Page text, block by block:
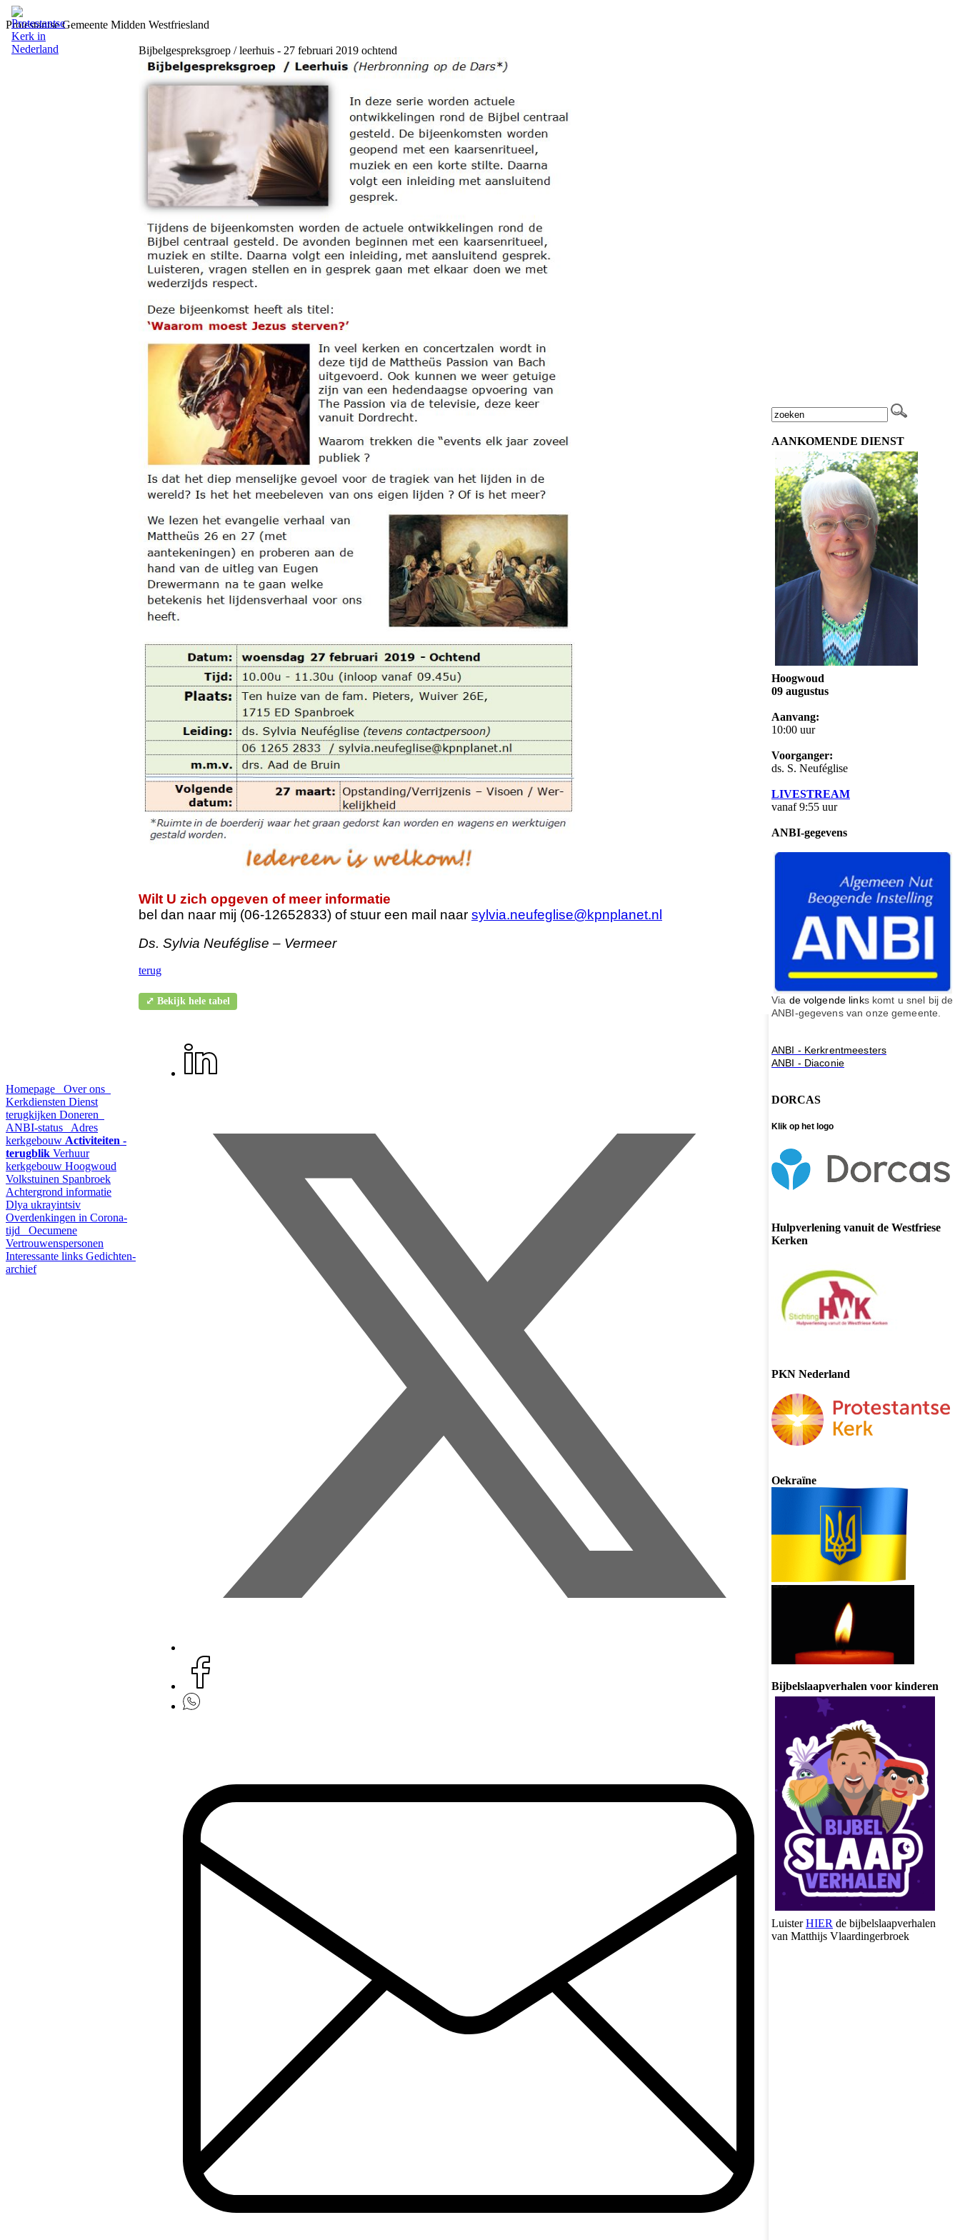
Protestantse Gemeente Midden Westfriesland
Homepage
Over ons
Kerkdiensten Dienst
terugkijken Doneren
ANBI-status
Adres
kerkgebouw Activiteiten -
terugblik Verhuur
kerkgebouw Hoogwoud
Volkstuinen Spanbroek
Achtergrond informatie
Dlya ukrayintsiv
Overdenkingen in Corona-
tijd
Oecumene
Vertrouwenspersonen
Interessante links Gedichten-
archief
Bijbelgespreksgroep / leerhuis - 27 februari 2019 ochtend
Wilt U zich opgeven of meer informatie
bel dan naar mij (06-12652833) of stuur een mail naar sylvia.neufeglise@kpnplanet.nl
Ds. Sylvia Neuféglise – Vermeer
terug
⤢ Bekijk hele tabel
AANKOMENDE DIENST
Hoogwoud
09 augustus
Aanvang:
10:00 uur
Voorganger:
ds. S. Neuféglise
LIVESTREAM
vanaf 9:55 uur
ANBI-gegevens
Via de volgende links komt u snel bij de
ANBI-gegevens van onze gemeente.
ANBI - Kerkrentmeesters
ANBI - Diaconie
DORCAS
Klik op het logo
Hulpverlening vanuit de Westfriese
Kerken
PKN Nederland
Oekraïne
Bijbelslaapverhalen voor kinderen
LuisterHIER de bijbelslaapverhalen
van Matthijs Vlaardingerbroek